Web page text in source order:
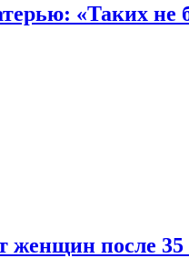
«Таких не
женщин после 35